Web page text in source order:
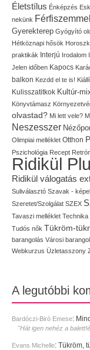
Életstílus Énképzés
nekünk Férfiszemmel
Gyerekterep Gyógyító
Hétköznapi hősök
praktikák Interjú Irodalom
Jelen időben Kapocs
balkon Kezdd el te is!
Kulisszatitkok Kultúr-
Könyvtámasz
olvastad? Mi lett vele?
Neszesszer
Olimpiai melléklet Otthon
Pszichológia Recept
Ridikül
Ridikül válogatás
Suliválasztó Szavak -
Szeretet/Szolgálat SZEX
Tavaszi melléklet Technika
Tudós nők Tükröm-
barangolás Városi
Webkurzus Üzletasszony
A legutóbbi
Bardóczi-Biró Emese:
"Hát igen nehéz a
Evans Michelle: Tükröm,